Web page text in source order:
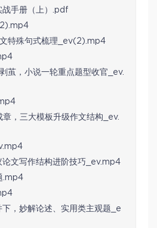
战手册（上）.pdf
特殊句式梳理_ev(2).mp4
茧，小说一轮重点题型收官_ev.
章，三大模板升级作文结构_ev.
论文写作结构进阶技巧_ev.mp4
.mp4
下，妙解论述、实用类主观题_e